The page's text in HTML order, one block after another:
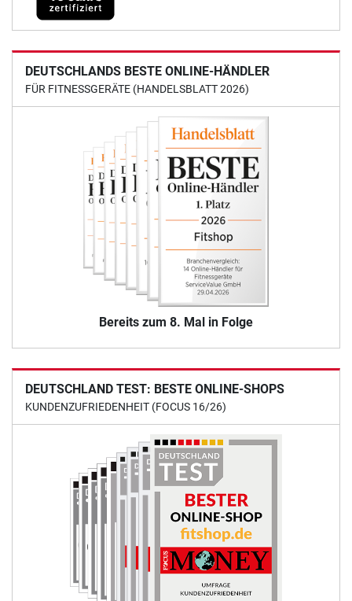
DEUTSCHLANDS BESTE ONLINE-HÄNDLER
FÜR FITNESSGERÄTE (HANDELSBLATT 2026)
Bereits zum 8. Mal in Folge
DEUTSCHLAND TEST: BESTE ONLINE-SHOPS
KUNDENZUFRIEDENHEIT (FOCUS 16/26)